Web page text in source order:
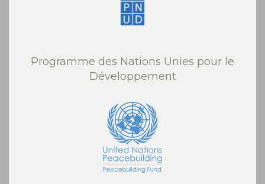
Programme des Nations Unies pour le
Développement